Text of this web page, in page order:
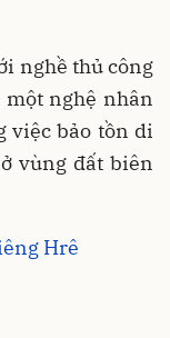
nghề thủ công
nghệ nhân
việc bảo tồn di
vùng đất biên
Hrê